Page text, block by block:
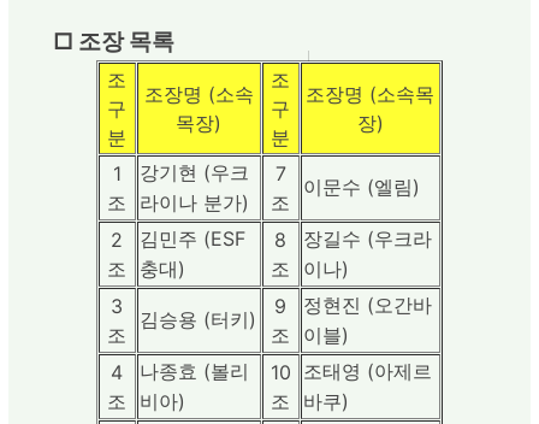
□ 조장 목록
조
구
분
조장명 (소속
목장)
조
구
분
조장명 (소속목
장)
1
조
강기현 (우크
라이나 분가)
7
조
이문수 (엘림)
2
조
김민주 (ESF
충대)
8
조
장길수 (우크라
이나)
3
조
김승용 (터키)
9
조
정현진 (오간바
이블)
4
조
나종효 (볼리
비아)
10
조
조태영 (아제르
바쿠)